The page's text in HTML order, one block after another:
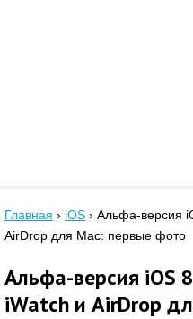
Главная › iOS › Альфа-версия
AirDrop для Mac: первые фото
Альфа-версия iOS
iWatch и AirDrop